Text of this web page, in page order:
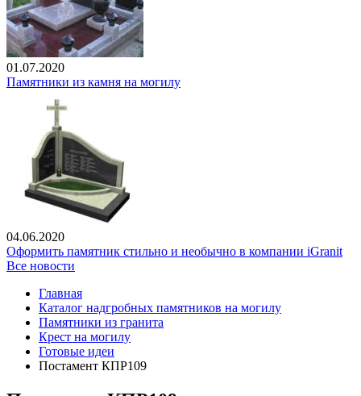
01.07.2020
Памятники из камня на могилу
04.06.2020
Оформить памятник стильно и необычно в компании iGranit
Все новости
Главная
Каталог надгробных памятников на могилу
Памятники из гранита
Крест на могилу
Готовые идеи
Постамент КПР109